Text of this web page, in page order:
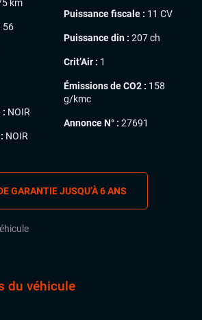
km
56
: NOIR
NOIR
Puissance fiscale : 11 CV
Puissance din : 207 ch
Crit’Air : 1
Émissions de CO2 : 158
g/kmc
Annonce N° : 27691
GARANTIE JUSQU’À 6 ANS
du véhicule